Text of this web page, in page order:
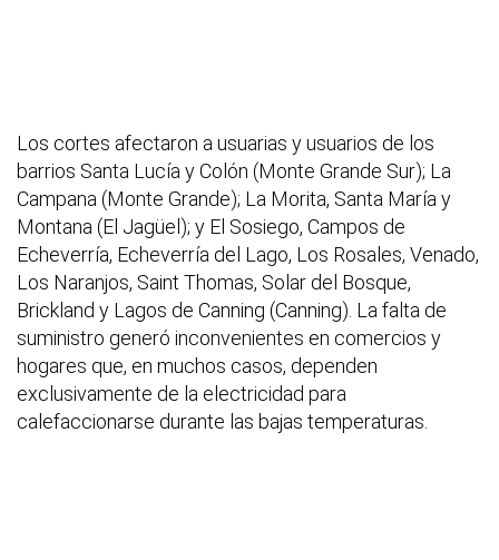
Los cortes afectaron a usuarias y usuarios de los
barrios Santa Lucía y Colón (Monte Grande Sur); La
Campana (Monte Grande); La Morita, Santa María y
Montana (El Jagüel); y El Sosiego, Campos de
Echeverría, Echeverría del Lago, Los Rosales, Venado,
Los Naranjos, Saint Thomas, Solar del Bosque,
Brickland y Lagos de Canning (Canning). La falta de
suministro generó inconvenientes en comercios y
hogares que, en muchos casos, dependen
exclusivamente de la electricidad para
calefaccionarse durante las bajas temperaturas.